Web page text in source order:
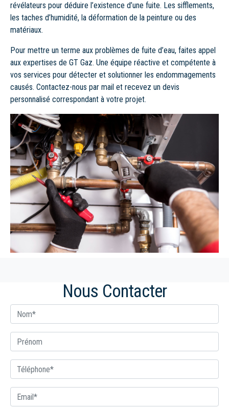
révélateurs pour déduire l’existence d’une fuite. Les sifflements,
les taches d’humidité, la déformation de la peinture ou des
matériaux.
Pour mettre un terme aux problèmes de fuite d’eau, faites appel
aux expertises de GT Gaz. Une équipe réactive et compétente à
vos services pour détecter et solutionner les endommagements
causés. Contactez-nous par mail et recevez un devis
personnalisé correspondant à votre projet.
Nous Contacter